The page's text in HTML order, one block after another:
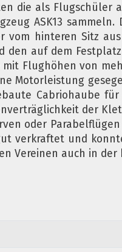
die als Flugschüler
ASK13
hinteren Sitz
den auf dem
Flughöhen von
Motorleistung
Cabriohaube
der
oder
verkraftet und
Vereinen auch in